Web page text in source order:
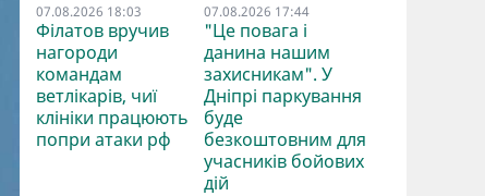
07.08.2026 18:03
Філатов вручив
нагороди
командам
ветлікарів, чиї
клініки працюють
попри атаки рф
07.08.2026 17:44
"Це повага і
данина нашим
захисникам". У
Дніпрі паркування
буде
безкоштовним для
учасників бойових
дій